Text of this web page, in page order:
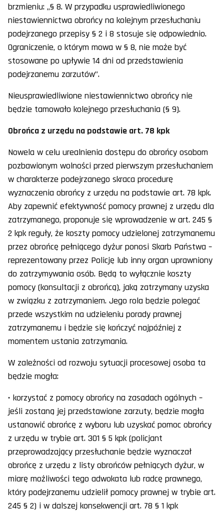
brzmieniu: „§ 8. W przypadku usprawiedliwionego
niestawiennictwa obrońcy na kolejnym przesłuchaniu
podejrzanego przepisy § 2 i 8 stosuje się odpowiednio.
Ograniczenie, o którym mowa w § 8, nie może być
stosowane po upływie 14 dni od przedstawienia
podejrzanemu zarzutów”.
Nieusprawiedliwione niestawiennictwo obrońcy nie
będzie tamowało kolejnego przesłuchania (§ 9).
Obrońca z urzędu na podstawie art. 78 kpk
Nowela w celu urealnienia dostępu do obrońcy osobom
pozbawionym wolności przed pierwszym przesłuchaniem
w charakterze podejrzanego skraca procedurę
wyznaczenia obrońcy z urzędu na podstawie art. 78 kpk.
Aby zapewnić efektywność pomocy prawnej z urzędu dla
zatrzymanego, proponuje się wprowadzenie w art. 245 §
2 kpk reguły, że koszty pomocy udzielonej zatrzymanemu
przez obrońcę pełniącego dyżur ponosi Skarb Państwa –
reprezentowany przez Policję lub inny organ uprawniony
do zatrzymywania osób. Będą to wyłącznie koszty
pomocy (konsultacji z obrońcą), jaką zatrzymany uzyska
w związku z zatrzymaniem. Jego rola będzie polegać
przede wszystkim na udzieleniu porady prawnej
zatrzymanemu i będzie się kończyć najpóźniej z
momentem ustania zatrzymania.
W zależności od rozwoju sytuacji procesowej osoba ta
będzie mogła:
• korzystać z pomocy obrońcy na zasadach ogólnych –
jeśli zostaną jej przedstawione zarzuty, będzie mogła
ustanowić obrońcę z wyboru lub uzyskać pomoc obrońcy
z urzędu w trybie art. 301 § 5 kpk (policjant
przeprowadzający przesłuchanie będzie wyznaczał
obrońcę z urzędu z listy obrońców pełniących dyżur, w
miarę możliwości tego adwokata lub radcę prawnego,
który podejrzanemu udzielił pomocy prawnej w trybie art.
245 § 2) i w dalszej konsekwencji art. 78 § 1 kpk